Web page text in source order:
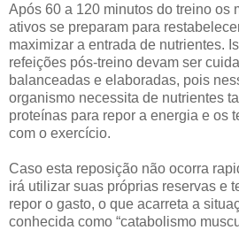
Após 60 a 120 minutos do treino os
ativos se preparam para
maximizar a entrada de nutrientes.
refeições pós-treino devam ser
balanceadas e elaboradas, pois
organismo necessita de nutrientes
proteínas para repor a energia e os
com o exercício.
Caso esta reposição não ocorra
irá utilizar suas próprias reservas e
repor o gasto, o que acarreta a
conhecida como “catabolismo